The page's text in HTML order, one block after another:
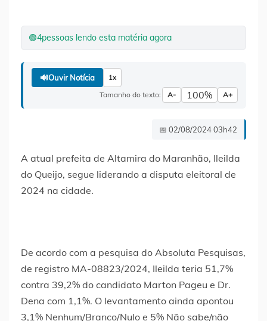
🟢4pessoas lendo esta matéria agora
🔊Ouvir Notícia 1x
Tamanho do texto: A- 100% A+
📅 02/08/2024 03h42
A atual prefeita de Altamira do Maranhão, Ileilda
do Queijo, segue liderando a disputa eleitoral de
2024 na cidade.
De acordo com a pesquisa do Absoluta Pesquisas,
de registro MA-08823/2024, Ileilda teria 51,7%
contra 39,2% do candidato Marton Pageu e Dr.
Dena com 1,1%. O levantamento ainda apontou
3,1% Nenhum/Branco/Nulo e 5% Não sabe/não